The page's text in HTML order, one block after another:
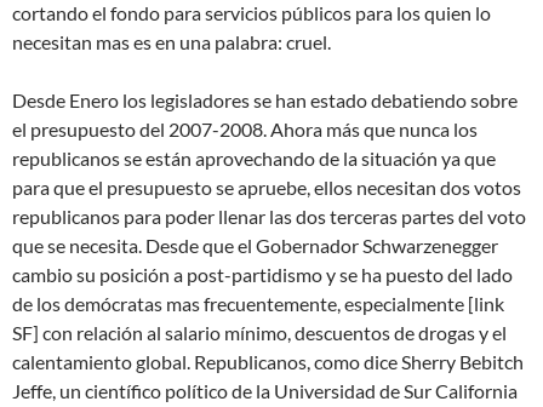
cortando el fondo para servicios públicos para los quien lo
necesitan mas es en una palabra: cruel.
Desde Enero los legisladores se han estado debatiendo sobre
el presupuesto del 2007-2008. Ahora más que nunca los
republicanos se están aprovechando de la situación ya que
para que el presupuesto se apruebe, ellos necesitan dos votos
republicanos para poder llenar las dos terceras partes del voto
que se necesita. Desde que el Gobernador Schwarzenegger
cambio su posición a post-partidismo y se ha puesto del lado
de los demócratas mas frecuentemente, especialmente [link
SF] con relación al salario mínimo, descuentos de drogas y el
calentamiento global. Republicanos, como dice Sherry Bebitch
Jeffe, un científico político de la Universidad de Sur California